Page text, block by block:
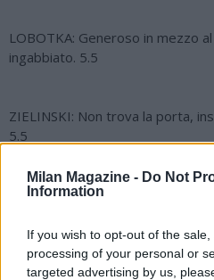
Milan Magazine - Do Not
Information
If you wish to opt-out of the
processing of your personal or
targeted advertising by us,
LOBOTKA: Generoso in mezzo
ingabbiato. 5.5
ZIELINSKI: Non trova la porta,
5.5
(RASPADORI, dal 29° s.t.: Si
POLITANO: Una buona